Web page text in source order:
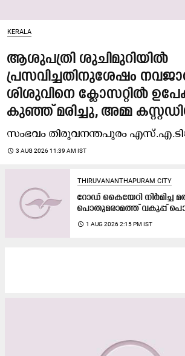
KERALA
ആശുപ​ത്രി ശുചിമുറിയിൽ
പ്രസവിച്ചതിനുശേഷം
ശിശുവിനെ ക്ലോസറ്റിൽ
കുഞ്ഞ് മരിച്ചു, അമ്മ
സംഭവം തിരുവനന്തപുരം
access_time 3 AUG 2026 11:39 AM IST
THIRUVANANTHAPURAM CITY
റോഡ് കൈയേറി നിർമിച്ച
പൊതുമരാമത്ത് വകുപ്പ്
access_time 1 AUG 2026 2:15 PM IST